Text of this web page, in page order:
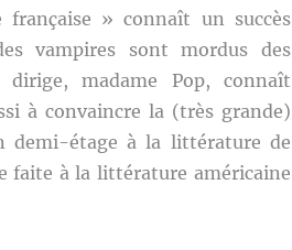
française » connaît un succès
vampires sont mordus des
madame Pop, connaît
à convaincre la (très grande)
demi-étage à la littérature de
faite à la littérature américaine